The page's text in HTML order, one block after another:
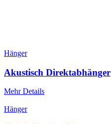
Hänger
Akustisch Direktabhänger
Mehr Details
Hänger